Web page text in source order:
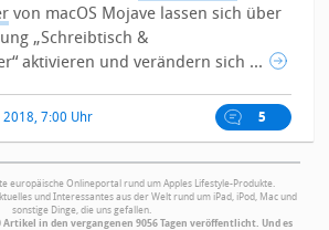
von macOS Mojave lassen sich über
„Schreibtisch &
aktivieren und verändern sich ...
2018, 7:00 Uhr 5
europäische Onlineportal rund um Apples Lifestyle-Produkte.
und Interessantes aus der Welt rund um iPad, iPod, Mac und
sonstige Dinge, die uns gefallen.
Artikel in den vergangenen 9056 Tagen veröffentlicht. Und es